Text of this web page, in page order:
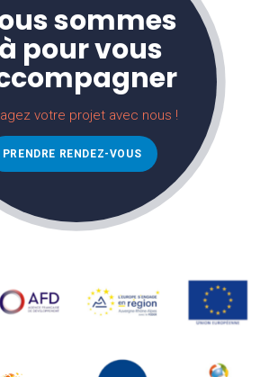
sommes
pour vous
votre projet avec nous !
PRENDRE RENDEZ-VOUS